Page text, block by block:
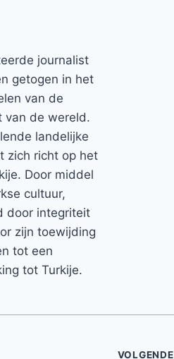
journalist
getogen in het
van de
van de wereld.
landelijke
zich richt op het
Door middel
cultuur,
door integriteit
zijn toewijding
tot een
tot Turkije.
VOLGENDE